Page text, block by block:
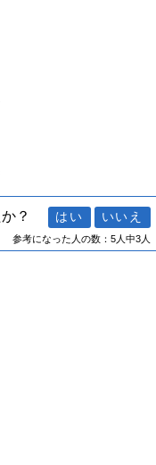
か？
参考になった人の数：5人中3人